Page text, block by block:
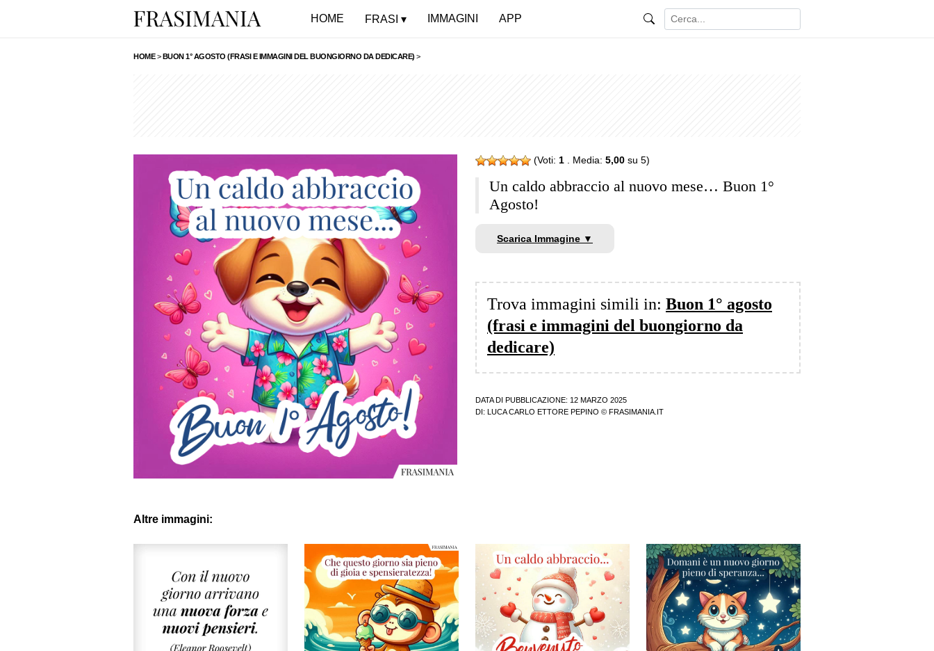
HOME FRASI IMMAGINI APP
HOME>BUON 1° AGOSTO (FRASI E IMMAGINI DEL BUONGIORNO DA DEDICARE) >
(Voti: 1 . Media: 5,00 su 5)
Un caldo abbraccio al nuovo mese… Buon 1°
Agosto!
Scarica Immagine ▼
Trova immagini simili in: Buon 1° agosto
(frasi e immagini del buongiorno da
dedicare)
DATA DI PUBBLICAZIONE: 12 MARZO 2025
DI:
LUCA CARLO ETTORE PEPINO © FRASIMANIA.IT
Altre immagini: